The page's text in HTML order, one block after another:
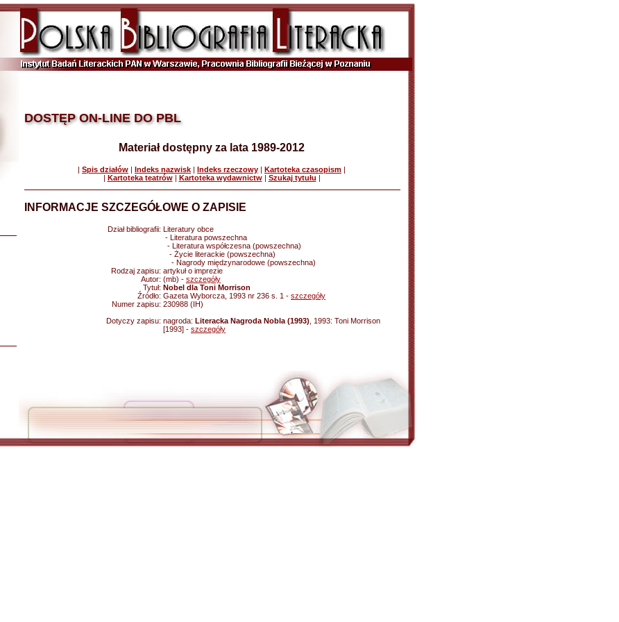
DOSTĘP ON-LINE DO PBL
Materiał dostępny za lata 1989-2012
| Spis działów | Indeks nazwisk | Indeks rzeczowy | Kartoteka czasopism |
| Kartoteka teatrów| Kartoteka wydawnictw| Szukaj tytułu |
INFORMACJE SZCZEGÓŁOWE O ZAPISIE
Dział bibliografii: Literatury obce
- Literatura powszechna
- Literatura współczesna (powszechna)
- Życie literackie (powszechna)
- Nagrody międzynarodowe (powszechna)
Rodzaj zapisu: artykuł o imprezie
Autor: (mb) - szczegóły
Tytuł: Nobel dla Toni Morrison
Źródło: Gazeta Wyborcza, 1993 nr 236 s. 1 - szczegóły
Numer zapisu: 230988 (IH)
Dotyczy zapisu: nagroda: Literacka Nagroda Nobla (1993) , 1993: Toni Morrison
[1993] - szczegóły